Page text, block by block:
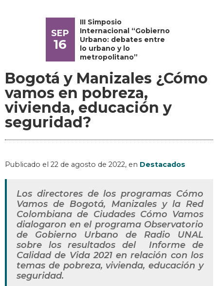
SEP
16
III Simposio
Internacional “Gobierno
Urbano: debates entre
lo urbano y lo
metropolitano”
Bogotá y Manizales ¿Cómo
vamos en pobreza,
vivienda, educación y
seguridad?
Publicado el 22 de agosto de 2022, en Destacados
Los directores de los programas Cómo
Vamos de Bogotá, Manizales y la Red
Colombiana de Ciudades Cómo Vamos
dialogaron en el programa Observatorio
de Gobierno Urbano de Radio UNAL
sobre los resultados del Informe de
Calidad de Vida 2021 en relación con los
temas de pobreza, vivienda, educación y
seguridad.